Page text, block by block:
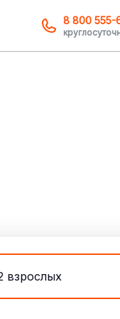
8 800 555-
взрослых